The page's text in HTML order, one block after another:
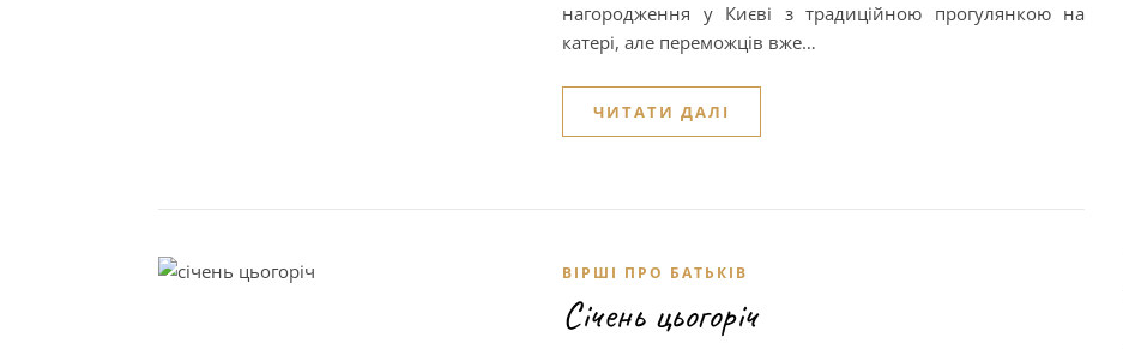
нагородження у Києві з традиційною прогулянкою на
катері, але переможців вже…
ЧИТАТИ ДАЛІ
ВІРШІ ПРО БАТЬКІВ
Січень цьогоріч